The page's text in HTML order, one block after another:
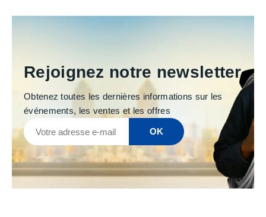
Rejoignez notre newsletter
Obtenez toutes les dernières informations sur les
événements, les ventes et les offres